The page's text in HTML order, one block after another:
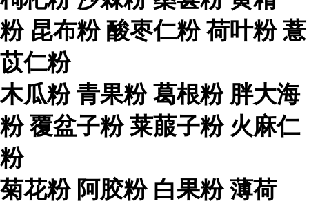
粉 昆布粉 酸枣仁粉 荷叶粉 薏
苡仁粉
木瓜粉 青果粉 葛根粉 胖大海
粉 覆盆子粉 莱菔子粉 火麻仁
粉
菊花粉 阿胶粉 白果粉 薄荷